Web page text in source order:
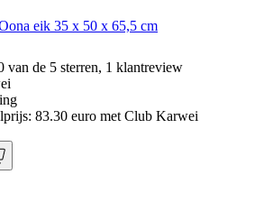
eik 35 x 50 x 65,5 cm
van de 5 sterren, 1 klantreview
83.30 euro met Club Karwei